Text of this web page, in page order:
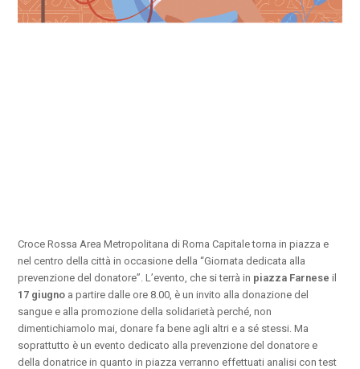
Croce Rossa Area Metropolitana di Roma Capitale torna in piazza e
nel centro della città in occasione della “Giornata dedicata alla
prevenzione del donatore”. L’evento, che si terrà in piazza Farnese il
17 giugno a partire dalle ore 8.00, è un invito alla donazione del
sangue e alla promozione della solidarietà perché, non
dimentichiamolo mai, donare fa bene agli altri e a sé stessi. Ma
soprattutto è un evento dedicato alla prevenzione del donatore e
della donatrice in quanto in piazza verranno effettuati analisi con test